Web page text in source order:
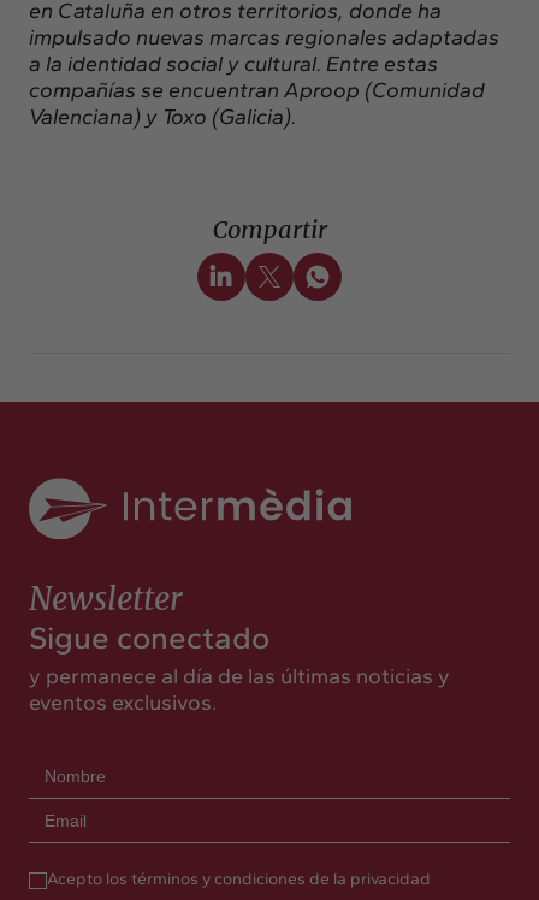
en Cataluña en otros territorios, donde ha
impulsado nuevas marcas regionales adaptadas
a la identidad social y cultural. Entre estas
compañías se encuentran Aproop (Comunidad
Valenciana) y Toxo (Galicia).
Compartir
Newsletter
Sigue conectado
y permanece al día de las últimas noticias y
eventos exclusivos.
Acepto los términos y condiciones de la privacidad